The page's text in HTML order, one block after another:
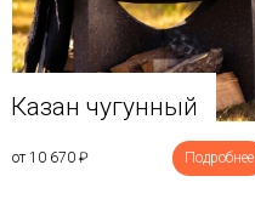
Казан чугунный
от 10 670 ₽ Подробнее